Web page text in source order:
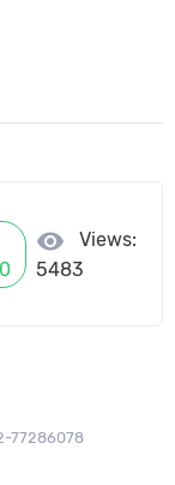
0
visibility
Views:
5483
77286078